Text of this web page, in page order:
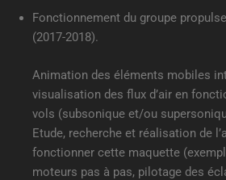
Fonctionnement du groupe
(2017-2018).
Animation des éléments mobiles
visualisation des flux d’air en
vols (subsonique et/ou
Etude, recherche et réalisation de
fonctionner cette maquette
moteurs pas à pas, pilotage des